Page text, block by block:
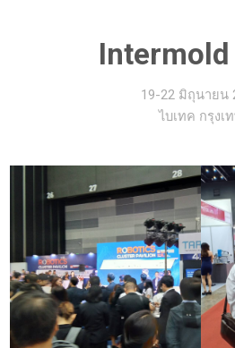
Intermold
19-22 มิถุนายน
ไบเทค กรุงเ